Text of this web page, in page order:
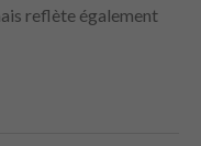
reflète également